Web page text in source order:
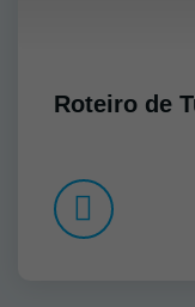
Roteiro de